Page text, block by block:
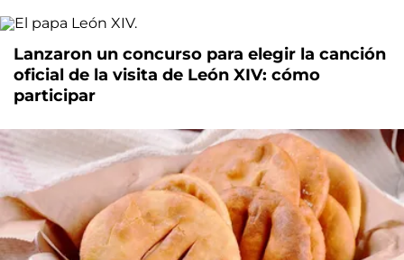
Lanzaron un concurso para elegir la canción
oficial de la visita de León XIV: cómo
participar